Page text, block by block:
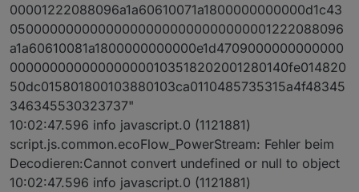
00001222088096a1a60610071a1800000000000d1c43
050000000000000000000000000000001222088096
a1a60610081a1800000000000e1d4709000000000000
000000000000000000103518202001280140fe014820
50dc015801800103880103ca0110485735315a4f48345
346345530323737"
10:02:47.596 info javascript.0 (1121881)
script.js.common.ecoFlow_PowerStream: Fehler beim
Decodieren:Cannot convert undefined or null to object
10:02:47.596 info javascript.0 (1121881)